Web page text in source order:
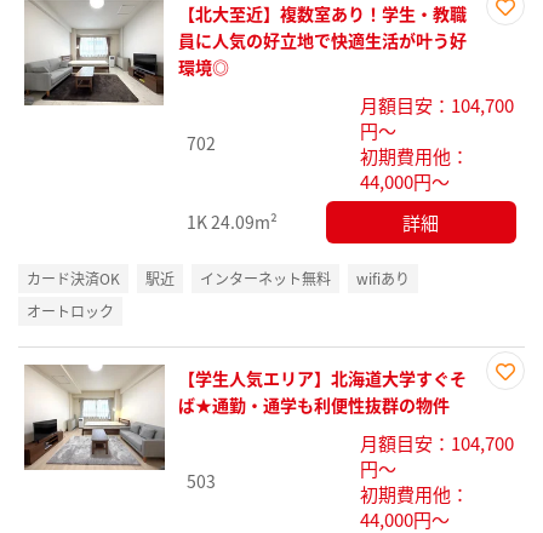
録
【北大至近】複数室あり！学生・教職
員に人気の好立地で快適生活が叶う好
環境◎
702
月額目安：104,700
円～
初期費用他：
44,000円～
1K24.09m² 詳細
カード決済OK 駅近 インターネット無料
wifiあり
オートロック
り登
【学生人気エリア】北海道大学すぐそ
ば★通勤・通学も利便性抜群の物件
503
月額目安：104,700
円～
初期費用他：
44,000円～